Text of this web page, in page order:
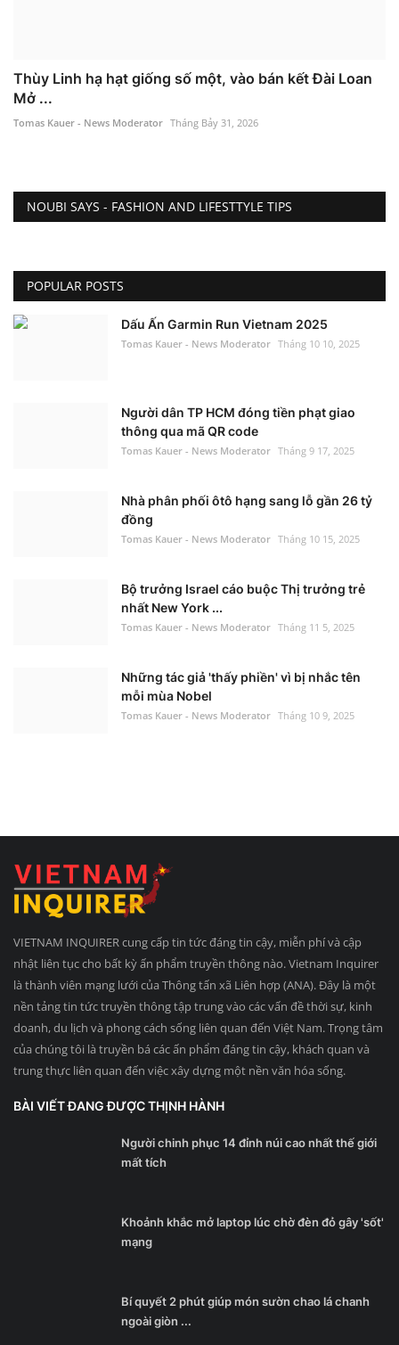
Thùy Linh hạ hạt giống số một, vào bán kết Đài Loan
Mở ...
Tomas Kauer - News Moderator Tháng Bảy 31, 2026
NOUBI SAYS - FASHION AND LIFESTTYLE TIPS
POPULAR POSTS
Dấu Ấn Garmin Run Vietnam 2025
Tomas Kauer - News Moderator Tháng 10 10, 2025
Người dân TP HCM đóng tiền phạt giao
thông qua mã QR code
Tomas Kauer - News Moderator Tháng 9 17, 2025
Nhà phân phối ôtô hạng sang lỗ gần 26 tỷ
đồng
Tomas Kauer - News Moderator Tháng 10 15, 2025
Bộ trưởng Israel cáo buộc Thị trưởng trẻ
nhất New York ...
Tomas Kauer - News Moderator Tháng 11 5, 2025
Những tác giả 'thấy phiền' vì bị nhắc tên
mỗi mùa Nobel
Tomas Kauer - News Moderator Tháng 10 9, 2025
VIETNAM INQUIRER cung cấp tin tức đáng tin cậy, miễn phí và cập
nhật liên tục cho bất kỳ ấn phẩm truyền thông nào. Vietnam Inquirer
là thành viên mạng lưới của Thông tấn xã Liên hợp (ANA). Đây là một
nền tảng tin tức truyền thông tập trung vào các vấn đề thời sự, kinh
doanh, du lịch và phong cách sống liên quan đến Việt Nam. Trọng tâm
của chúng tôi là truyền bá các ấn phẩm đáng tin cậy, khách quan và
trung thực liên quan đến việc xây dựng một nền văn hóa sống.
BÀI VIẾT ĐANG ĐƯỢC THỊNH HÀNH
Người chinh phục 14 đỉnh núi cao nhất thế giới
mất tích
Khoảnh khắc mở laptop lúc chờ đèn đỏ gây 'sốt'
mạng
Bí quyết 2 phút giúp món sườn chao lá chanh
ngoài giòn ...